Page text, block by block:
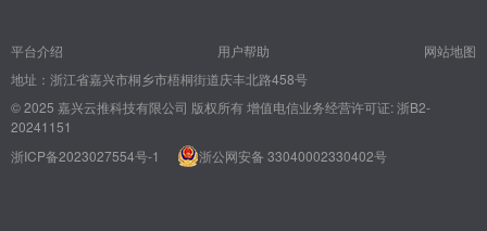
平台介绍 用户帮助
网站地图
地址：浙江省嘉兴市桐乡市梧桐街道庆丰北路458号
© 2025 嘉兴云推科技有限公司 版权所有增值电信业务经营许可证: 浙B2-
20241151
浙ICP备2023027554号-1
浙公网安备 33040002330402号